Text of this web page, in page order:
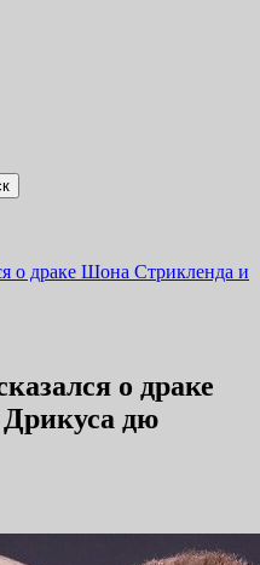
о драке Шона Стрикленда и
о драке
дю